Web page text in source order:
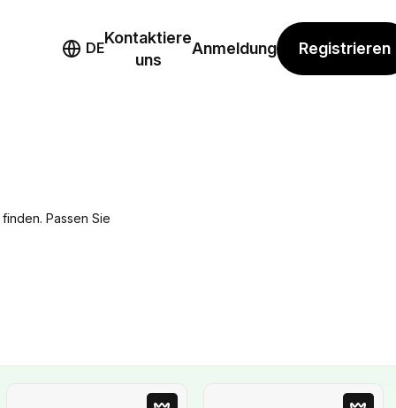
DE
Kontaktiere
uns
Anmeldung Registrieren
Passen Sie